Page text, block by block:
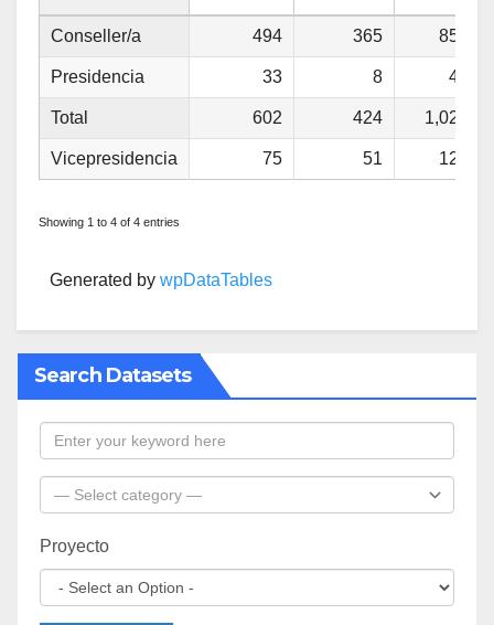
Conseller/a 494 365 859
Presidencia 33 8 41
Total 602 424 1,026
Vicepresidencia 75 51 126
Showing 1 to 4 of 4 entries
Generated by wpDataTables
Search Datasets
Proyecto